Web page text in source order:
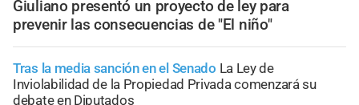
Giuliano presentó un proyecto de ley para
prevenir las consecuencias de "El niño"
Tras la media sanción en el Senado La Ley de
Inviolabilidad de la Propiedad Privada comenzará su
debate en Diputados